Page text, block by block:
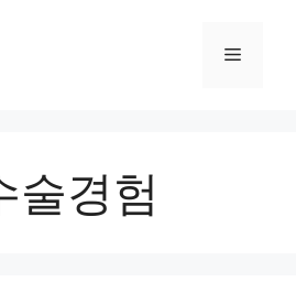
메
술경험